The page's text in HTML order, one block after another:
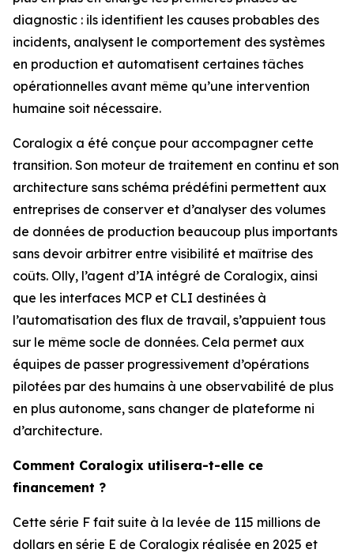
diagnostic : ils identifient les causes probables des
incidents, analysent le comportement des systèmes
en production et automatisent certaines tâches
opérationnelles avant même qu’une intervention
humaine soit nécessaire.
Coralogix a été conçue pour accompagner cette
transition. Son moteur de traitement en continu et son
architecture sans schéma prédéfini permettent aux
entreprises de conserver et d’analyser des volumes
de données de production beaucoup plus importants
sans devoir arbitrer entre visibilité et maîtrise des
coûts. Olly, l’agent d’IA intégré de Coralogix, ainsi
que les interfaces MCP et CLI destinées à
l’automatisation des flux de travail, s’appuient tous
sur le même socle de données. Cela permet aux
équipes de passer progressivement d’opérations
pilotées par des humains à une observabilité de plus
en plus autonome, sans changer de plateforme ni
d’architecture.
Comment Coralogix utilisera-t-elle ce
financement ?
Cette série F fait suite à la levée de 115 millions de
dollars en série E de Coralogix réalisée en 2025 et